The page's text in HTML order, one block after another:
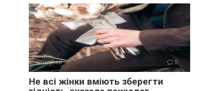
Стосунки 0
Не всі жінки вміють зберегти